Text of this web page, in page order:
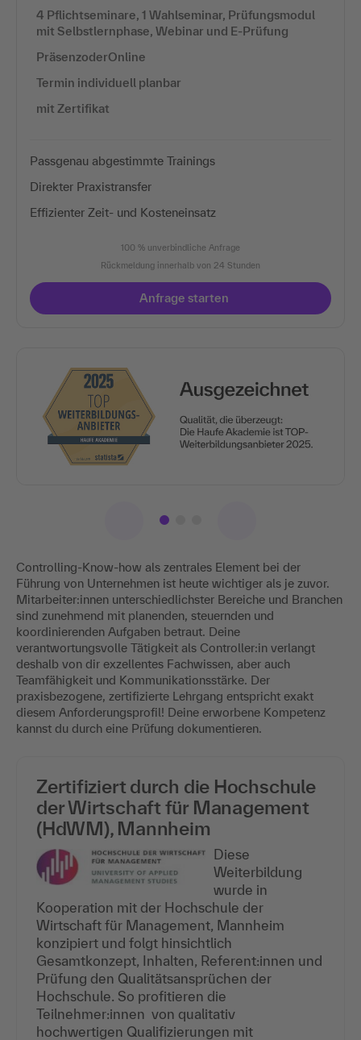
Controlling-Know-how als zentrales Element bei der
Führung von Unternehmen ist heute wichtiger als je zuvor.
Mitarbeiter:innen unterschiedlichster Bereiche und Branchen
sind zunehmend mit planenden, steuernden und
koordinierenden Aufgaben betraut. Deine
verantwortungsvolle Tätigkeit als Controller:in verlangt
deshalb von dir exzellentes Fachwissen, aber auch
Teamfähigkeit und Kommunikationsstärke. Der
praxisbezogene, zertifizierte Lehrgang entspricht exakt
diesem Anforderungsprofil! Deine erworbene Kompetenz
kannst du durch eine Prüfung dokumentieren.
Zertifiziert durch die Hochschule
der Wirtschaft für Management
(HdWM), Mannheim
Diese
Weiterbildung
wurde in
Kooperation mit der Hochschule der
Wirtschaft für Management, Mannheim
konzipiert und folgt hinsichtlich
Gesamtkonzept, Inhalten, Referent:innen und
Prüfung den Qualitätsansprüchen der
Hochschule. So profitieren die
Teilnehmer:innen von qualitativ
hochwertigen Qualifizierungen mit
4 Pflichtseminare, 1 Wahlseminar, Prüfungsmodul
mit Selbstlernphase, Webinar und E-Prüfung
PräsenzoderOnline
Termin individuell planbar
mit Zertifikat
Passgenau abgestimmte Trainings
Direkter Praxistransfer
Effizienter Zeit- und Kosteneinsatz
100 % unverbindliche Anfrage
Rückmeldung innerhalb von 24 Stunden
Anfrage starten